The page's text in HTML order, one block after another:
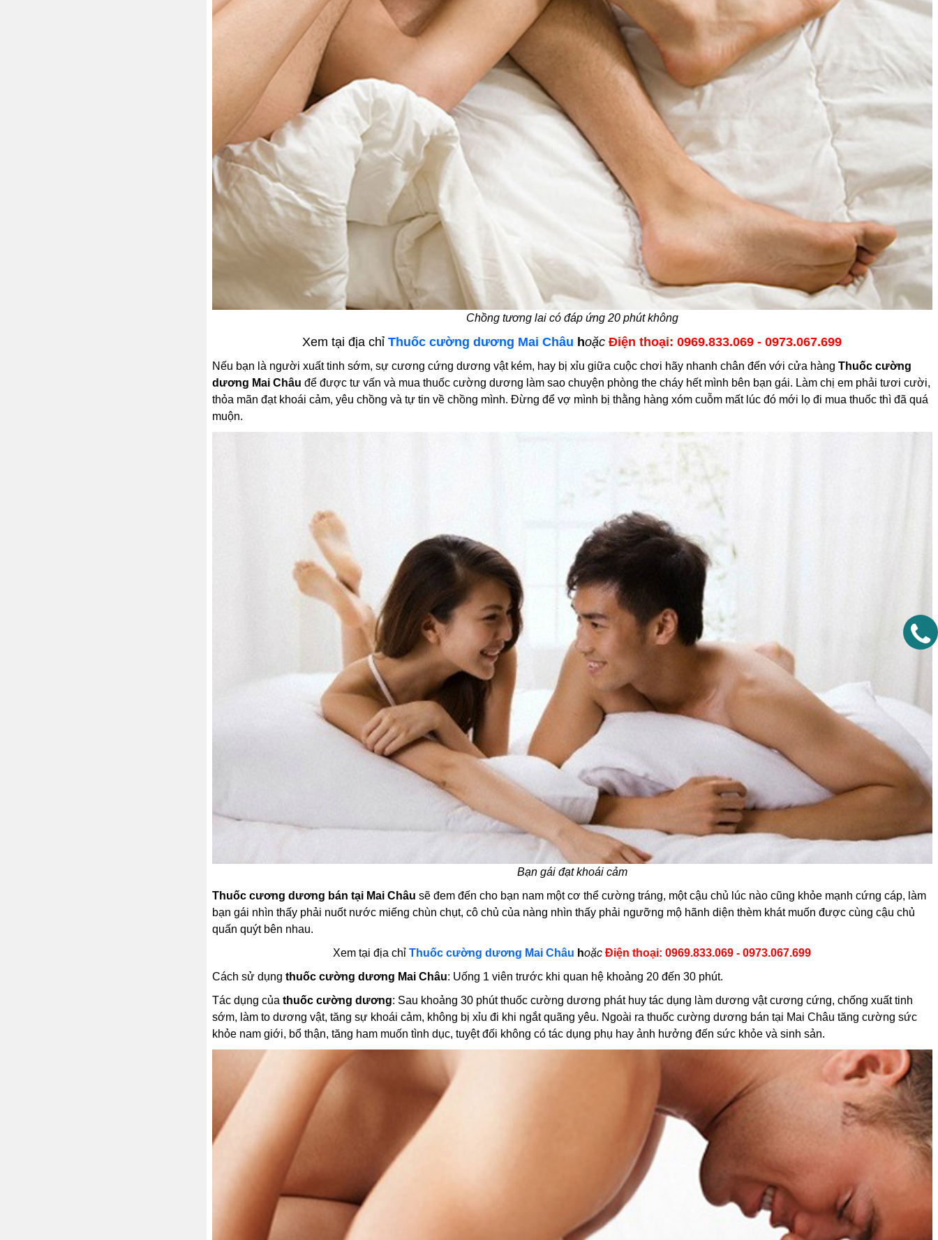
Chồng tương lai có đáp ứng 20 phút không
Xem tại địa chỉ Thuốc cường dương Mai Châu hoặc Điện thoại: 0969.833.069 - 0973.067.699
Nếu bạn là người xuất tinh sớm, sự cương cứng dương vật kém, hay bị xỉu giữa cuộc chơi hãy nhanh chân đến với cửa hàng Thuốc cường
dương Mai Châu để được tư vấn và mua thuốc cường dương làm sao chuyện phòng the cháy hết mình bên bạn gái. Làm chị em phải tươi cười,
thỏa mãn đạt khoái cảm, yêu chồng và tự tin về chồng mình. Đừng để vợ mình bị thằng hàng xóm cuỗm mất lúc đó mới lọ đi mua thuốc thì đã quá
muộn.
Bạn gái đạt khoái cảm
Thuốc cương dương bán tại Mai Châu sẽ đem đến cho bạn nam một cơ thể cường tráng, một cậu chủ lúc nào cũng khỏe mạnh cứng cáp, làm
bạn gái nhìn thấy phải nuốt nước miếng chùn chụt, cô chủ của nàng nhìn thấy phải ngưỡng mộ hãnh diện thèm khát muốn được cùng cậu chủ
quấn quýt bên nhau.
Xem tại địa chỉ Thuốc cường dương Mai Châu hoặc Điện thoại: 0969.833.069- 0973.067.699
Cách sử dụng thuốc cường dương Mai Châu: Uống 1 viên trước khi quan hệ khoảng 20 đến 30 phút.
Tác dụng của thuốc cường dương: Sau khoảng 30 phút thuốc cường dương phát huy tác dụng làm dương vật cương cứng, chống xuất tinh
sớm, làm to dương vật, tăng sự khoái cảm, không bị xỉu đi khi ngắt quãng yêu. Ngoài ra thuốc cường dương bán tại Mai Châu tăng cường sức
khỏe nam giới, bổ thận, tăng ham muốn tình dục, tuyệt đối không có tác dụng phụ hay ảnh hưởng đến sức khỏe và sinh sản.